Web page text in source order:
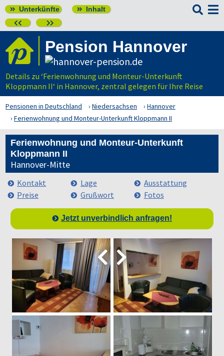
 Unterkünfte  Inhalt
 

Pension Hannover
Details zu ‘Ferienwohnung und Monteur-Unterkunft
Kloppmann II‘ in Hannover, zentral gelegen für Ihre Reise
Pensionen in Deutschland Niedersachsen
Hannover
Ferienwohnung und Monteur-Unterkunft Kloppmann II
Ferienwohnung und Monteur-Unterkunft
Kloppmann II
Hannover-Mitte
Kontakt Lage
Ausstattung
Preise
Grußwort Fotos
Jetzt unverbindlich anfragen!
 